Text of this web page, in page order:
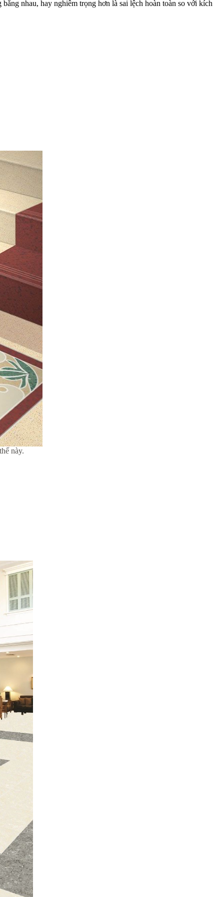
nhau, hay nghiêm trọng hơn là sai lệch hoàn toàn so với kích
này.